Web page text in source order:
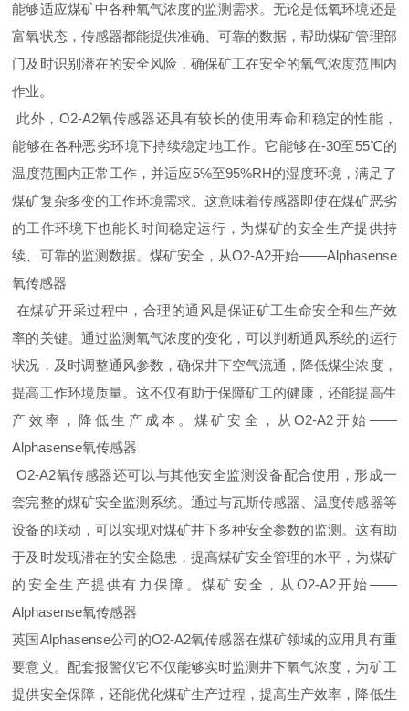
能够适应煤矿中各种氧气浓度的监测需求。无论是低氧环境还是
富氧状态，传感器都能提供准确、可靠的数据，帮助煤矿管理部
门及时识别潜在的安全风险，确保矿工在安全的氧气浓度范围内
作业。
此外，O2-A2氧传感器还具有较长的使用寿命和稳定的性能，
能够在各种恶劣环境下持续稳定地工作。它能够在-30至55℃的
温度范围内正常工作，并适应5%至95%RH的湿度环境，满足了
煤矿复杂多变的工作环境需求。这意味着传感器即使在煤矿恶劣
的工作环境下也能长时间稳定运行，为煤矿的安全生产提供持
续、可靠的监测数据。煤矿安全，从O2-A2开始——Alphasense
氧传感器
在煤矿开采过程中，合理的通风是保证矿工生命安全和生产效
率的关键。通过监测氧气浓度的变化，可以判断通风系统的运行
状况，及时调整通风参数，确保井下空气流通，降低煤尘浓度，
提高工作环境质量。这不仅有助于保障矿工的健康，还能提高生
产效率，降低生产成本。煤矿安全，从O2-A2开始——
Alphasense氧传感器
O2-A2氧传感器还可以与其他安全监测设备配合使用，形成一
套完整的煤矿安全监测系统。通过与瓦斯传感器、温度传感器等
设备的联动，可以实现对煤矿井下多种安全参数的监测。这有助
于及时发现潜在的安全隐患，提高煤矿安全管理的水平，为煤矿
的安全生产提供有力保障。煤矿安全，从O2-A2开始——
Alphasense氧传感器
英国Alphasense公司的O2-A2氧传感器在煤矿领域的应用具有重
要意义。配套报警仪它不仅能够实时监测井下氧气浓度，为矿工
提供安全保障，还能优化煤矿生产过程，提高生产效率，降低生